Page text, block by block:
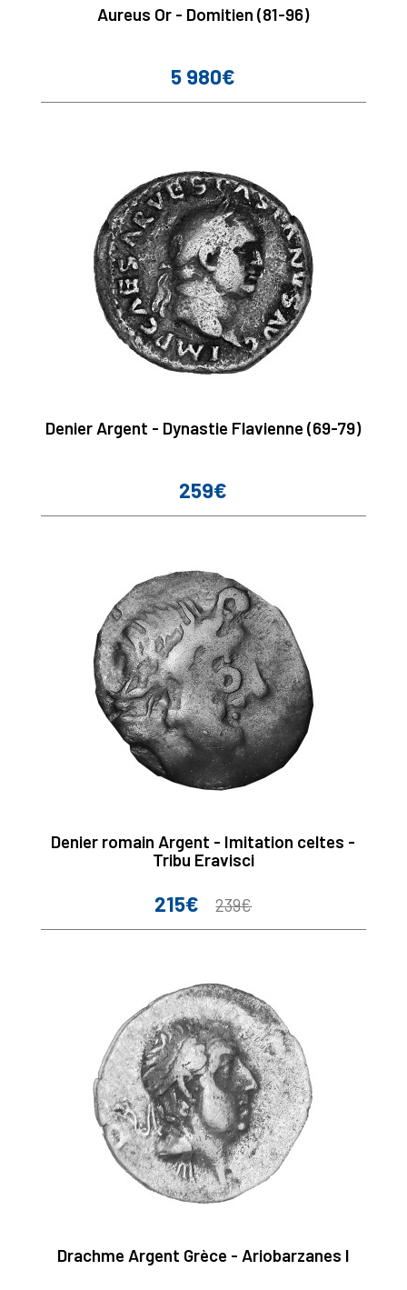
Aureus Or - Domitien (81-96)
Prix
5 980€
Denier Argent - Dynastie Flavienne (69-79)
Prix
259€
Denier romain Argent - Imitation celtes -
Tribu Eravisci
Prix
215€
Prix
239€
Drachme Argent Grèce - Ariobarzanes I